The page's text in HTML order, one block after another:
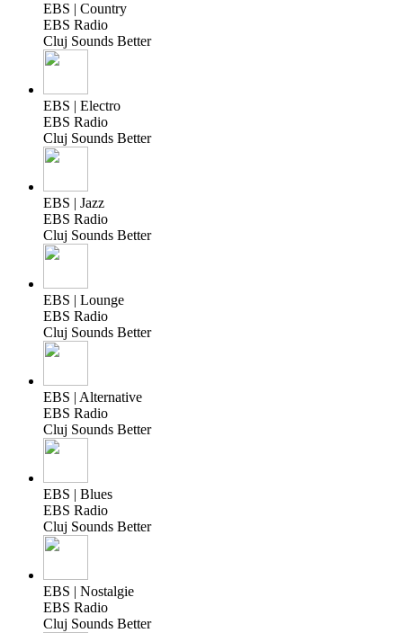
EBS | Country
EBS Radio
Cluj Sounds Better
EBS | Electro
EBS Radio
Cluj Sounds Better
EBS | Jazz
EBS Radio
Cluj Sounds Better
EBS | Lounge
EBS Radio
Cluj Sounds Better
EBS | Alternative
EBS Radio
Cluj Sounds Better
EBS | Blues
EBS Radio
Cluj Sounds Better
EBS | Nostalgie
EBS Radio
Cluj Sounds Better